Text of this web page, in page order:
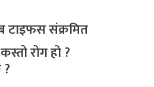
टाइफस संक्रमित
रोग हो ?